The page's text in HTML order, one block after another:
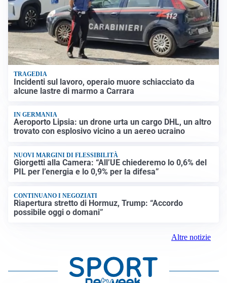
TRAGEDIA
Incidenti sul lavoro, operaio muore schiacciato da
alcune lastre di marmo a Carrara
IN GERMANIA
Aeroporto Lipsia: un drone urta un cargo DHL, un altro
trovato con esplosivo vicino a un aereo ucraino
NUOVI MARGINI DI FLESSIBILITÀ
Giorgetti alla Camera: “All’UE chiederemo lo 0,6% del
PIL per l’energia e lo 0,9% per la difesa”
CONTINUANO I NEGOZIATI
Riapertura stretto di Hormuz, Trump: “Accordo
possibile oggi o domani”
Altre notizie